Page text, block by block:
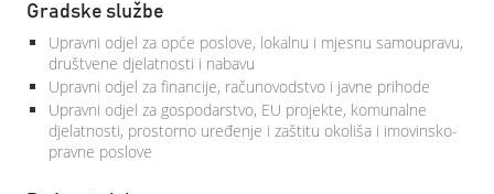
Gradske službe
Upravni odjel za opće poslove, lokalnu i mjesnu samoupravu,
društvene djelatnosti i nabavu
Upravni odjel za financije, računovodstvo i javne prihode
Upravni odjel za gospodarstvo, EU projekte, komunalne
djelatnosti, prostorno uređenje i zaštitu okoliša i imovinsko-
pravne poslove